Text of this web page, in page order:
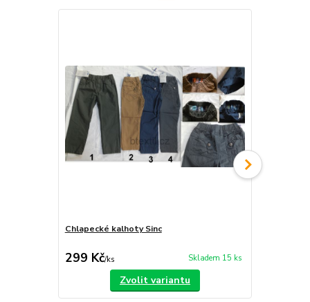
Chlapecké kalhoty Sinc
299 Kč/ks Skladem 15 ks
Zvolit variantu